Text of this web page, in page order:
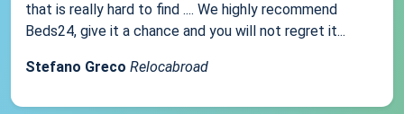
that is really hard to find .... We highly recommend
Beds24, give it a chance and you will not regret it...
Stefano Greco Relocabroad